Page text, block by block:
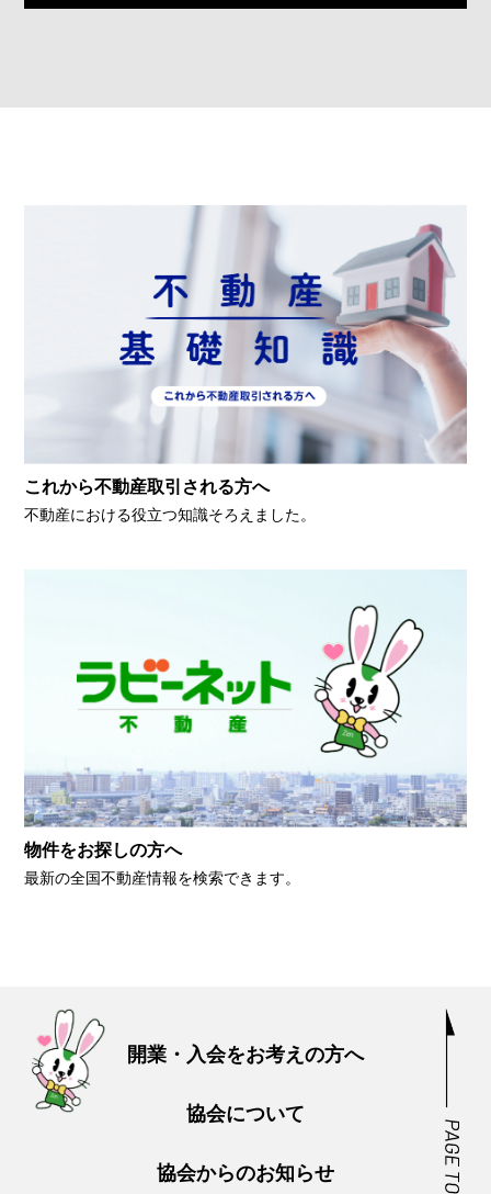
これから不動産取引される方へ
不動産における役立つ知識そろえました。
物件をお探しの方へ
最新の全国不動産情報を検索できます。
開業・入会をお考えの方へ
協会について
協会からのお知らせ